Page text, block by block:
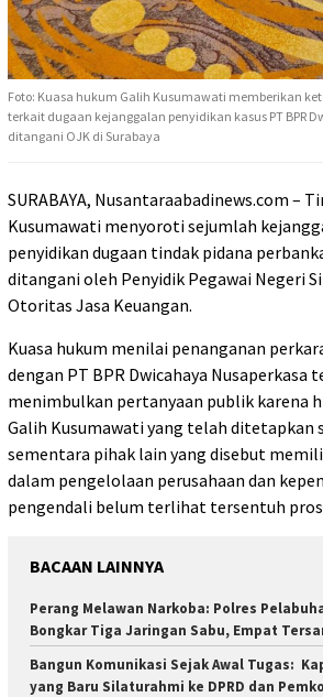
Foto: Kuasa hukum Galih Kusumawati memberikan
terkait dugaan kejanggalan penyidikan kasus PT BPR
ditangani OJK di Surabaya
SURABAYA, Nusantaraabadinews.com –
Kusumawati menyoroti sejumlah
penyidikan dugaan tindak pidana
ditangani oleh Penyidik Pegawai Negeri
Otoritas Jasa Keuangan.
Kuasa hukum menilai penanganan
dengan PT BPR Dwicahaya
menimbulkan pertanyaan publik karena
Galih Kusumawati yang telah ditetapkan
sementara pihak lain yang disebut
dalam pengelolaan perusahaan dan
pengendali belum terlihat tersentuh
BACAAN LAINNYA
Perang Melawan Narkoba: Polres
Bongkar Tiga Jaringan Sabu, Empat
Bangun Komunikasi Sejak Awal Tugas:
yang Baru Silaturahmi ke DPRD dan